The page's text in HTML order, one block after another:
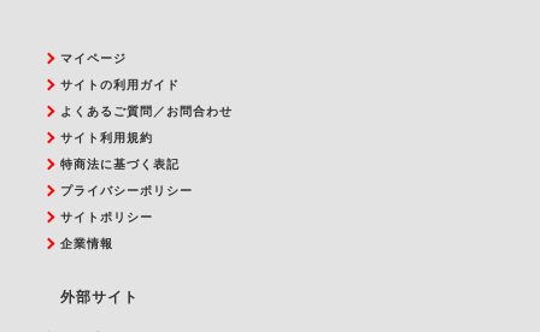
マイページ
サイトの利用ガイド
よくあるご質問／お問合わせ
サイト利用規約
特商法に基づく表記
プライバシーポリシー
サイトポリシー
企業情報
外部サイト